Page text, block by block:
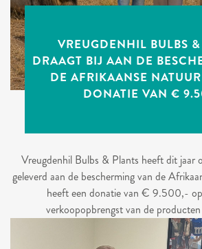
VREUGDENHIL BULBS
DRAAGT BIJ AAN DE
DE AFRIKAANSE
DONATIE VAN €
Vreugdenhil Bulbs & Plants heeft dit jaar
geleverd aan de bescherming van de
heeft een donatie van € 9.500,-
verkoopopbrengst van de